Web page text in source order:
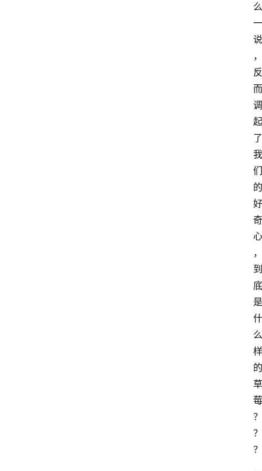
么
一
说
，
反
而
调
起
了
我
们
的
好
奇
心
，
到
底
是
什
么
样
的
草
莓
？
？
？